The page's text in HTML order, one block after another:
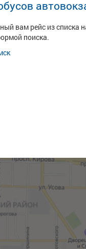
вам рейс из списка
поиска.